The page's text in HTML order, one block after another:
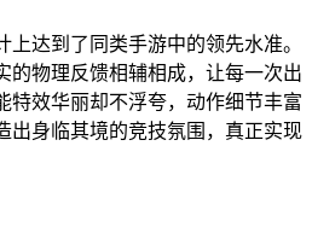
达到了同类手游中的领先水准。
的物理反馈相辅相成，让每一次出
特效华丽却不浮夸，动作细节丰富
出身临其境的竞技氛围，真正实现